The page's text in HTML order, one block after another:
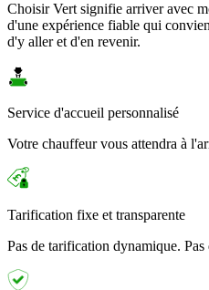
Choisir Vert signifie arriver avec
d'une expérience fiable qui
d'y aller et d'en revenir.
Service d'accueil personnalisé
Votre chauffeur vous attendra à
Tarification fixe et transparente
Pas de tarification dynamique.